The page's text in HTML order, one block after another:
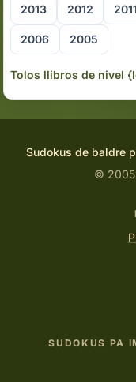
2013 2012 2011
2006 2005
Tolos llibros de nivel
Sudokus de baldre
©
SUDOKUS PA